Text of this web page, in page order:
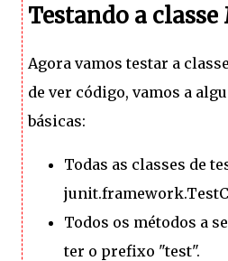
Testando a
Agora vamos testar a
de ver código, vamos a
básicas:
Todas as classes de
Todos os métodos a
ter o prefixo "test".